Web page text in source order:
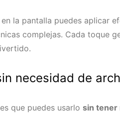
la pantalla puedes aplicar
complejas. Cada toque
necesidad de
que puedes usarlo sin tener